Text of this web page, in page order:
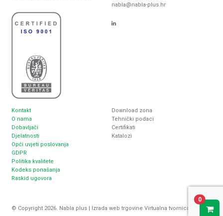
nabla@nabla-plus.hr
Kontakt
O nama
Dobavljači
Djelatnosti
Opći uvjeti poslovanja
GDPR
Politika kvalitete
Kodeks ponašanja
Raskid ugovora
Download zona
Tehnički podaci
Certifikati
Katalozi
© Copyright 2026. Nabla plus | Izrada web trgovine Virtualna tvornica
0